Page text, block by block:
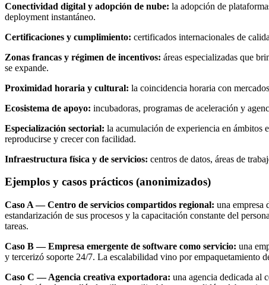
Conectividad digital y adopción de nube: la adopción de
deployment instantáneo.
Certificaciones y cumplimiento: certificados internacionales de
Zonas francas y régimen de incentivos: áreas especializadas que
se expande.
Proximidad horaria y cultural: la coincidencia horaria con
Ecosistema de apoyo: incubadoras, programas de aceleración y
Especialización sectorial: la acumulación de experiencia en ámbitos
reproducirse y crecer con facilidad.
Infraestructura física y de servicios: centros de datos, áreas de
Ejemplos y casos prácticos (anonimizados)
Caso A — Centro de servicios compartidos regional: una empresa
estandarización de sus procesos y la capacitación constante del
tareas.
Caso B — Empresa emergente de software como servicio: una
y tercerizó soporte 24/7. La escalabilidad vino por empaquetamiento
Caso C — Agencia creativa exportadora: una agencia dedicada al